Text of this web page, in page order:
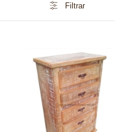
Filtrar